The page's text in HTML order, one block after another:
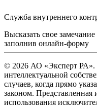
Служба внутреннего
Высказать свое
заполнив онлайн-форму
© 2026 АО «Эксперт РА».
интеллектуальной
случаев, когда прямо
законом. Представленная
использования